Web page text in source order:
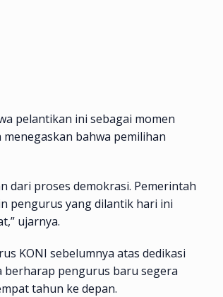
pelantikan ini sebagai momen
bahwa pemilihan
dari proses demokrasi. Pemerintah
pengurus yang dilantik hari ini
ujarnya.
KONI sebelumnya atas dedikasi
berharap pengurus baru segera
tahun ke depan.